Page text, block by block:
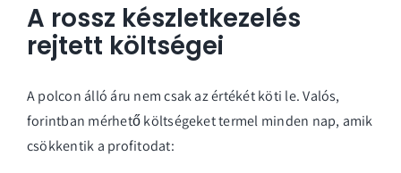
A rossz készletkezelés
rejtett költségei
A polcon álló áru nem csak az értékét köti le. Valós,
forintban mérhető költségeket termel minden nap, amik
csökkentik a profitodat: